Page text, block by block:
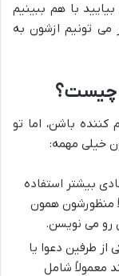
با هم ببینیم
تونیم ازشون به
چیست؟
باشن، اما تو
خیلی مهمه:
بیشتر استفاده
منظورشون همون
می نویسن.
طرفین دعوا یا
معمولاً شامل